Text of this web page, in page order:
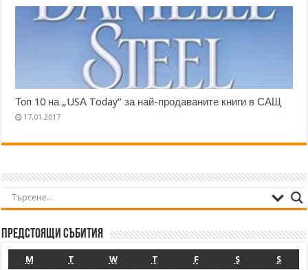
Топ 10 на „USА Today” за най-продаваните книги в САЩ
17.01.2017
Предстоящи събития
M T W T F S S